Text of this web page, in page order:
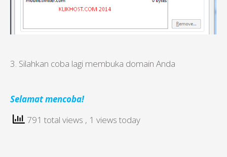
3. Silahkan coba lagi membuka domain Anda
Selamat mencoba!
791 total views , 1 views today